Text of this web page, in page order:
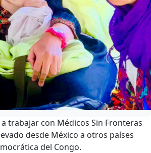
trabajar con Médicos Sin Fronteras
desde México a otros países
del Congo.